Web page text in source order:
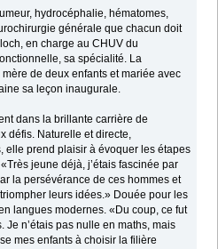
hydrocéphalie, hématomes,
générale que chacun doit
en charge au CHUV du
sa spécialité. La
de deux enfants et mariée avec
sa leçon inaugurale.
dans la brillante carrière de
défis. Naturelle et directe,
elle prend plaisir à évoquer les étapes
jeune déjà, j’étais fascinée par
la persévérance de ces hommes et
leurs idées.» Douée pour les
langues modernes. «Du coup, ce fut
Je n’étais pas nulle en maths, mais
mes enfants à choisir la filière